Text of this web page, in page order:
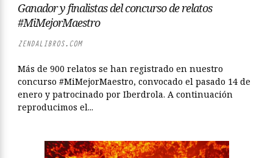
Ganador y finalistas del concurso de relatos
#MiMejorMaestro
ZENDALIBROS.COM
Más de 900 relatos se han registrado en nuestro
concurso #MiMejorMaestro, convocado el pasado 14 de
enero y patrocinado por Iberdrola. A continuación
reproducimos el...